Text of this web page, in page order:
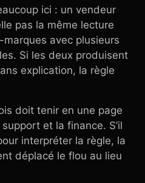
ici : un vendeur
pas la même lecture
marques avec plusieurs
Si les deux produisent
explication, la règle
doit tenir en une page
et la finance. S’il
interpréter la règle, la
déplacé le flou au lieu